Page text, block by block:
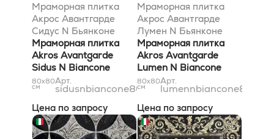
Мраморная плитка
Акрос Авантгарде
Сидус N Бьянконе
80x80
Мраморная плитка
Akros Avantgarde
Sidus N Biancone
80x80
80x80
см
Арт.
sidusnbiancone8080
Цена по запросу
Мраморная плитка
Акрос Авантгарде
Лумен N Бьянконе
80x80
Мраморная плитка
Akros Avantgarde
Lumen N Biancone
80x80
80x80
см
Арт.
lumennbiancone8080
Цена по запросу